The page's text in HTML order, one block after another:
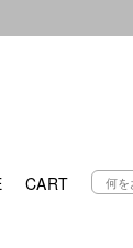
CART